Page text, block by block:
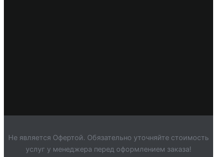
Не является Офертой. Обязательно уточняйте стоимость
услуг у менеджера перед оформлением заказа!